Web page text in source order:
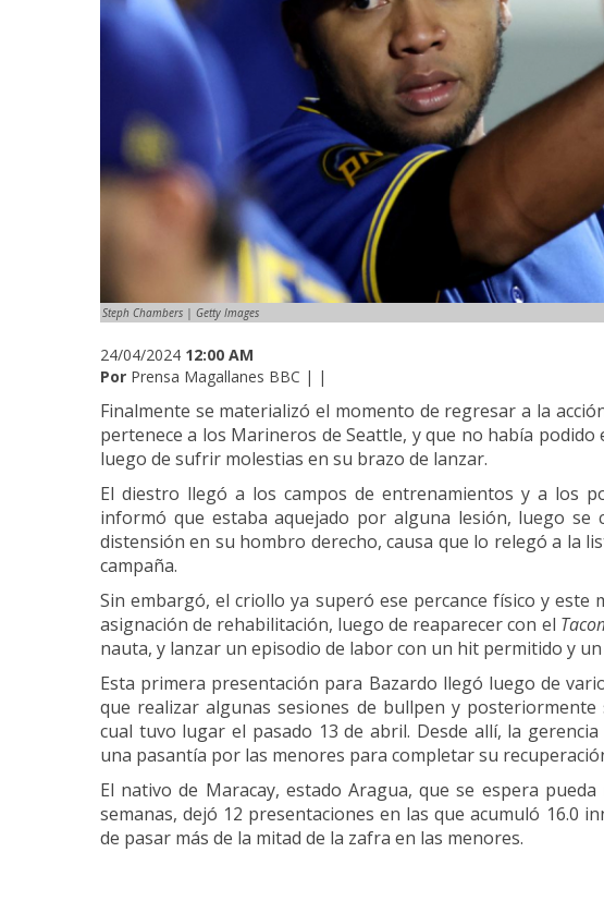
Steph Chambers | Getty Images
24/04/2024 12:00 AM
Por Prensa Magallanes BBC | |
Finalmente se materializó el momento de regresar a la
pertenece a los Marineros de Seattle, y que no había
luego de sufrir molestias en su brazo de lanzar.
El diestro llegó a los campos de entrenamientos y a los
informó que estaba aquejado por alguna lesión, luego
distensión en su hombro derecho, causa que lo relegó a la
campaña.
Sin embargó, el criollo ya superó ese percance físico y este
asignación de rehabilitación, luego de reaparecer con el
nauta, y lanzar un episodio de labor con un hit permitido y
Esta primera presentación para Bazardo llegó luego de
que realizar algunas sesiones de bullpen y
cual tuvo lugar el pasado 13 de abril. Desde allí, la
una pasantía por las menores para completar su
El nativo de Maracay, estado Aragua, que se espera
semanas, dejó 12 presentaciones en las que acumuló 16.0
de pasar más de la mitad de la zafra en las menores.